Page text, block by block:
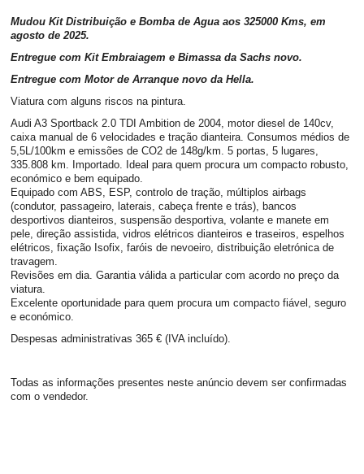
Mudou Kit Distribuição e Bomba de Agua aos 325000 Kms, em
agosto de 2025.
Entregue com Kit Embraiagem e Bimassa da Sachs novo.
Entregue com Motor de Arranque novo da Hella.
Viatura com alguns riscos na pintura.
Audi A3 Sportback 2.0 TDI Ambition de 2004, motor diesel de 140cv,
caixa manual de 6 velocidades e tração dianteira. Consumos médios de
5,5L/100km e emissões de CO2 de 148g/km. 5 portas, 5 lugares,
335.808 km. Importado. Ideal para quem procura um compacto robusto,
económico e bem equipado.
Equipado com ABS, ESP, controlo de tração, múltiplos airbags
(condutor, passageiro, laterais, cabeça frente e trás), bancos
desportivos dianteiros, suspensão desportiva, volante e manete em
pele, direção assistida, vidros elétricos dianteiros e traseiros, espelhos
elétricos, fixação Isofix, faróis de nevoeiro, distribuição eletrónica de
travagem.
Revisões em dia. Garantia válida a particular com acordo no preço da
viatura.
Excelente oportunidade para quem procura um compacto fiável, seguro
e económico.
Despesas administrativas 365 € (IVA incluído).
Todas as informações presentes neste anúncio devem ser confirmadas
com o vendedor.